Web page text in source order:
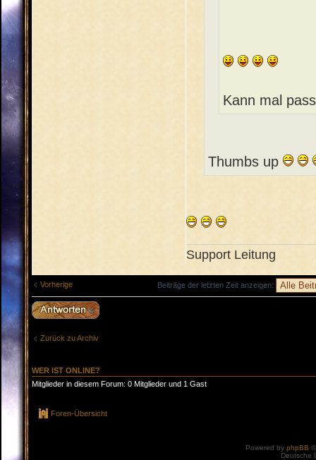
Kann mal
Thumbs up
Support Leitung
Vorherige Beiträge der letzten Zeit anzeigen:
Antwort erstellen
Zurück zu Archiv
WER IST ONLINE?
Mitglieder in diesem Forum: 0 Mitglieder und 1 Gast
Foren-Übersicht
Powered by phpBB
Deutsche